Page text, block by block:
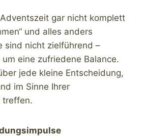
gar nicht komplett
und alles anders
sind nicht zielführend –
eine zufriedene Balance.
jede kleine Entscheidung,
im Sinne Ihrer
treffen.